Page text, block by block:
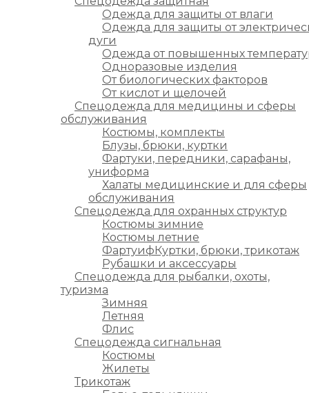
Одежда для защиты от влаги
Одежда для защиты от
дуги
Одежда от повышенных
Одноразовые изделия
От биологических факторов
От кислот и щелочей
Спецодежда для медицины и сферы
обслуживания
Костюмы, комплекты
Блузы, брюки, куртки
Фартуки, передники, сарафаны,
униформа
Халаты медицинские и для сферы
обслуживания
Спецодежда для охранных структур
Костюмы зимние
Костюмы летние
ФартуифКуртки, брюки, трикотаж
Рубашки и аксессуары
Спецодежда для рыбалки, охоты,
туризма
Зимняя
Летняя
Флис
Спецодежда сигнальная
Костюмы
Жилеты
Трикотаж